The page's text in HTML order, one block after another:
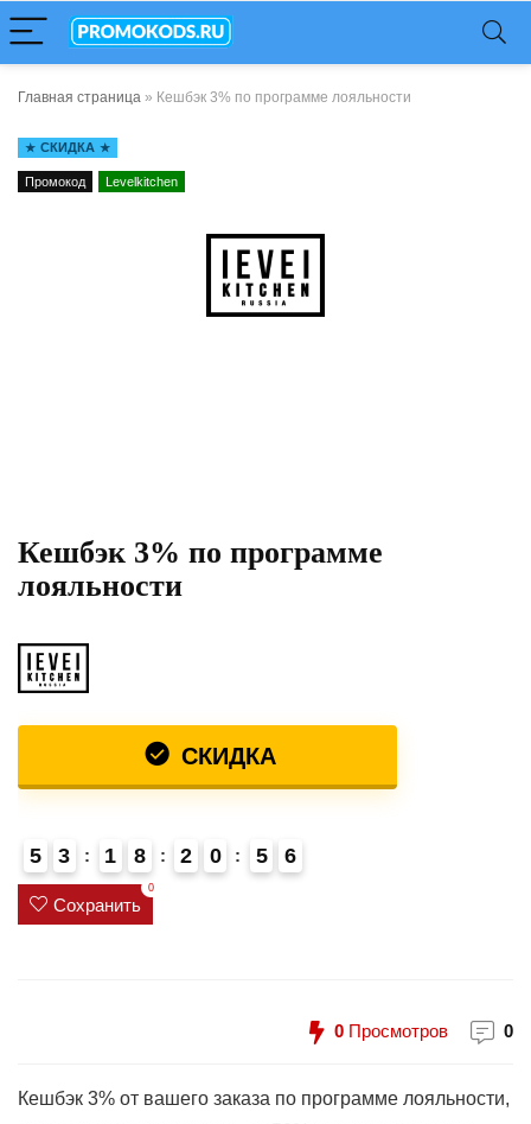
Главная страница » Кешбэк 3% по программе лояльности
СКИДКА
Промокод Levelkitchen
Кешбэк 3% по программе
лояльности
СКИДКА
5 3 1 8 2 0 5 6
Сохранить
0
0 Просмотров 0
Кешбэк 3% от вашего заказа по программе лояльности,